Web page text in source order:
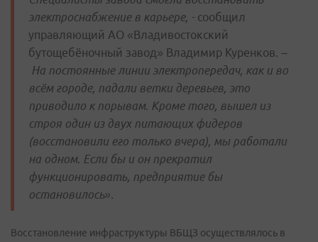
электроснабжение в карьере, - сообщил
управляющий АО «Владивостокский
бутощебёночный завод» Владимир Куренков. –
На постоянные линии электропередач, как и во
всём городе, падали ветки деревьев, это
приводило к порывам. Кроме того, вышел из
строя один из двух питающих фидеров
(восстановили его только вчера), мы работали
на одном. Если бы и он прекратил
функционировать, предприятие бы
остановилось».
Восстановление инфраструктуры ВБЩЗ осуществлялось в